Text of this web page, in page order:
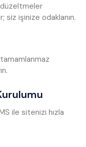
siz işinize odaklanın.
ile sitenizi hızla